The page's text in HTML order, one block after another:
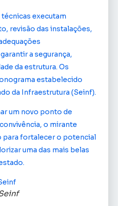
executam
revisão das instalações,
a segurança,
da estrutura. Os
estabelecido
da Infraestrutura (Seinf).
um novo ponto de
o mirante
fortalecer o potencial
uma das mais belas